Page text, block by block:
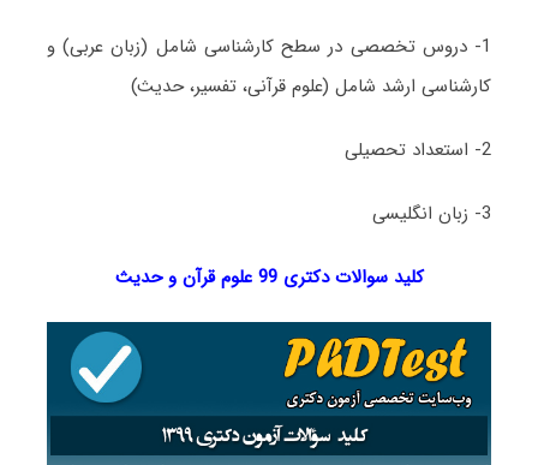
1- دروس تخصصی در سطح کارشناسی شامل (زبان عربی) و
کارشناسی ارشد شامل (علوم قرآنی، تفسیر، حدیث)
2- استعداد تحصیلی
3- زبان انگلیسی
کلید سوالات دکتری 99 علوم قرآن و حدیث